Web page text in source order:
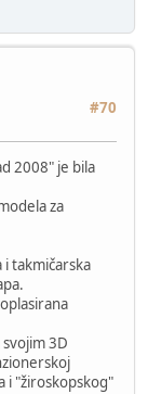
#70
2008" je bila
za
i takmičarska
3D
i "žiroskopskog"